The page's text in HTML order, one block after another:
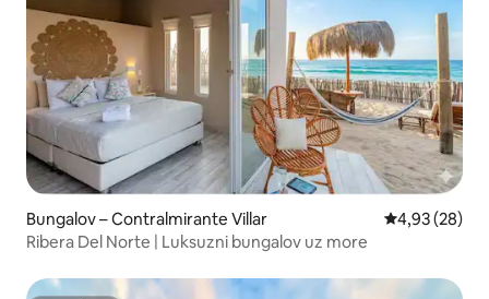
Bungalov – Contralmirante Villar Prosječna
4,93 (28)
Ribera Del Norte | Luksuzni bungalov uz more